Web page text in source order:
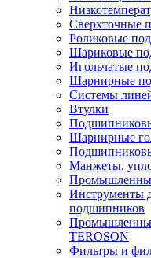
Сверхточные
Роликовые
Шариковые
Игольчатые
Шарнирные
Системы
Втулки
Шарнирные
Манжеты,
Инструменты
подшипников
TEROSON
Фильтры и